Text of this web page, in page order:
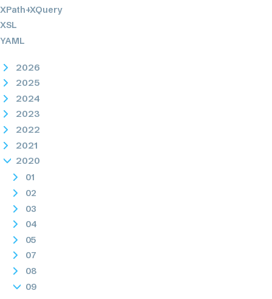
XPath+XQuery
XSL
YAML
2026
2025
2024
2023
2022
2021
2020
01
02
03
04
05
07
08
09